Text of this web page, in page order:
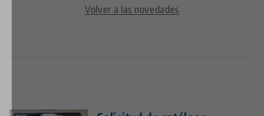
Volver a las novedades